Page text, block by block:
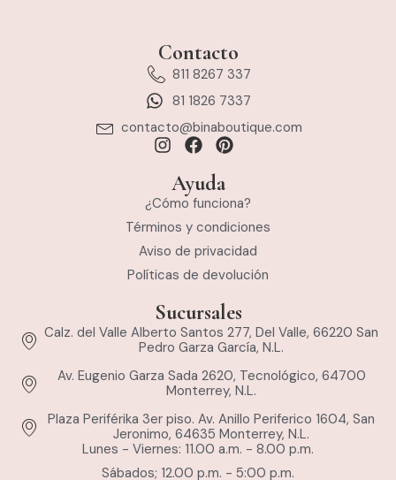
Contacto
811 8267 337
81 1826 7337
contacto@binaboutique.com
Ayuda
¿Cómo funciona?
Términos y condiciones
Aviso de privacidad
Políticas de devolución
Sucursales
Calz. del Valle Alberto Santos 277, Del Valle, 66220 San
Pedro Garza García, N.L.
Av. Eugenio Garza Sada 2620, Tecnológico, 64700
Monterrey, N.L.
Plaza Periférika 3er piso. Av. Anillo Periferico 1604, San
Jeronimo, 64635 Monterrey, N.L.
Lunes - Viernes: 11.00 a.m. - 8.00 p.m.
Sábados; 12.00 p.m. - 5:00 p.m.